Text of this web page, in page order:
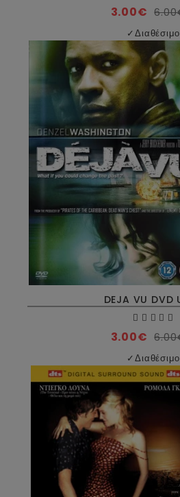
3.00€
✓Διαθέσιμο
DEJA VU DVD
3.00€
✓Διαθέσιμο